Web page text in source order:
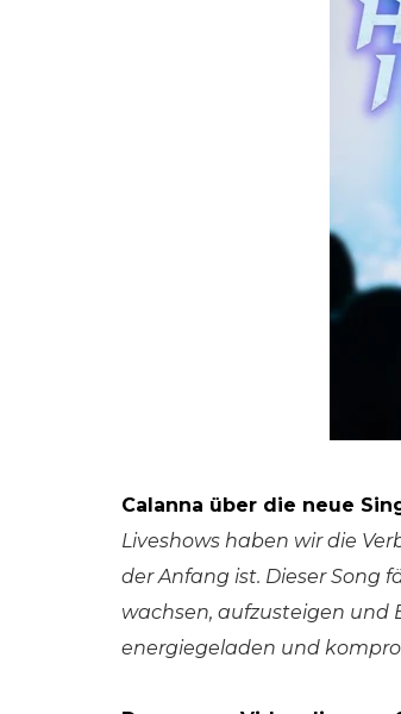
Calanna über die neue
Liveshows haben wir die
der Anfang ist. Dieser Song
wachsen, aufzusteigen und
energiegeladen und